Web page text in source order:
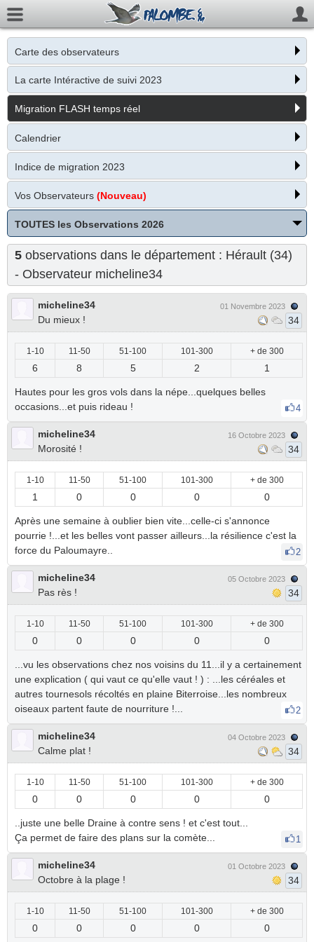
Carte des observateurs
La carte Intéractive de suivi 2023
Migration FLASH temps réel
Calendrier
Indice de migration 2023
Vos Observateurs (Nouveau)
TOUTES les Observations 2026
5 observations dans le département : Hérault (34)
- Observateur micheline34
micheline34
Du mieux !
01 Novembre 2023
34
1-10 11-50 51-100 101-300 + de 300
6 8 5 2 1
Hautes pour les gros vols dans la népe...quelques belles
occasions...et puis rideau !
4
micheline34
Morosité !
16 Octobre 2023
34
1-10 11-50 51-100 101-300 + de 300
1 0 0 0 0
Après une semaine à oublier bien vite...celle-ci s'annonce
pourrie !...et les belles vont passer ailleurs...la résilience c'est la
force du Paloumayre..
2
micheline34
Pas rès !
05 Octobre 2023
34
1-10 11-50 51-100 101-300 + de 300
0 0 0 0 0
...vu les observations chez nos voisins du 11...il y a certainement
une explication ( qui vaut ce qu'elle vaut ! ) : ...les céréales et
autres tournesols récoltés en plaine Biterroise...les nombreux
oiseaux partent faute de nourriture !...
2
micheline34
Calme plat !
04 Octobre 2023
34
1-10 11-50 51-100 101-300 + de 300
0 0 0 0 0
..juste une belle Draine à contre sens ! et c'est tout...
Ça permet de faire des plans sur la comète...
1
micheline34
Octobre à la plage !
01 Octobre 2023
34
1-10 11-50 51-100 101-300 + de 300
0 0 0 0 0